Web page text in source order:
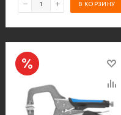
В КОРЗИНУ